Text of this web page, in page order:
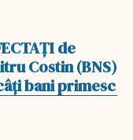
de
Costin (BNS)
bani primesc